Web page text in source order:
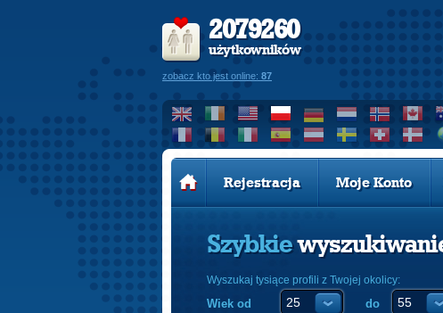
2079260
użytkowników
zobacz kto jest online: 87
Rejestracja Moje Konto
Szybkie
Wyszukaj tysiące profili z Twojej okolicy:
Wiek od do